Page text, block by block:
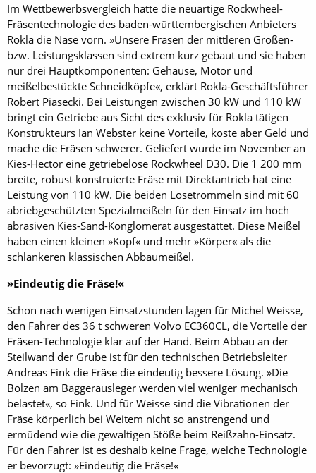
Im Wettbewerbsvergleich hatte die neuartige Rockwheel-
Fräsentechnologie des baden-württembergischen Anbieters
Rokla die Nase vorn. »Unsere Fräsen der mittleren Größen-
bzw. Leistungsklassen sind extrem kurz gebaut und sie haben
nur drei Hauptkomponenten: Gehäuse, Motor und
meißelbestückte Schneidköpfe«, erklärt Rokla-Geschäftsführer
Robert Piasecki. Bei Leistungen zwischen 30 kW und 110 kW
bringt ein Getriebe aus Sicht des exklusiv für Rokla tätigen
Konstrukteurs Ian Webster keine Vorteile, koste aber Geld und
mache die Fräsen schwerer. Geliefert wurde im November an
Kies-Hector eine getriebelose Rock­wheel D30. Die 1 200 mm
breite, robust konstruierte Fräse mit Direktantrieb hat eine
Leistung von 110 kW. Die beiden Lösetrommeln sind mit 60
abriebgeschützten Spezialmeißeln für den Einsatz im hoch
abrasiven Kies-Sand-Konglomerat ausgestattet. Diese Meißel
haben einen kleinen »Kopf« und mehr »Körper« als die
schlankeren klassischen Abbaumeißel.
»Eindeutig die Fräse!«
Schon nach wenigen Einsatzstunden lagen für Michel Weisse,
den Fahrer des 36 t schweren Volvo EC360CL, die Vorteile der
Fräsen-Technologie klar auf der Hand. Beim Abbau an der
Steilwand der Grube ist für den technischen Betriebsleiter
Andreas Fink die Fräse die eindeutig bessere Lösung. »Die
Bolzen am Baggerausleger werden viel weniger mechanisch
belastet«, so Fink. Und für Weisse sind die Vibrationen der
Fräse körperlich bei Weitem nicht so anstrengend und
ermüdend wie die gewaltigen Stöße beim Reißzahn-Einsatz.
Für den Fahrer ist es deshalb keine Frage, welche Technologie
er bevorzugt: »Eindeutig die Fräse!«